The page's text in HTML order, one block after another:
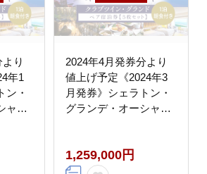
り
年1
ン・
ャン
2024年4月発券分より
値上げ予定《2024年3
月発券》シェラトン・
グランデ・オーシャン
券×５枚セット
1,259,000円